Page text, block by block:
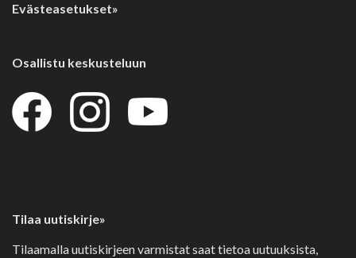
Evästeasetukset»
Osallistu keskusteluun
Tilaa uutiskirje»
Tilaamalla uutiskirjeen varmistat saat tietoa uutuuksista,